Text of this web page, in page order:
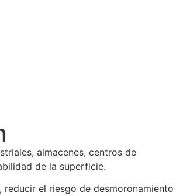
almacenes, centros de
de la superficie.
el riesgo de desmoronamiento